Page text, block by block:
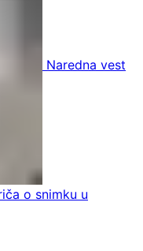
Naredna vest
o snimku u